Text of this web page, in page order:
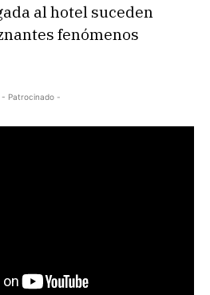
al hotel suceden
fenómenos
- Patrocinado -